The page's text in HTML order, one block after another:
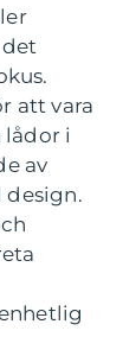
att vara
lådor i
av
design.